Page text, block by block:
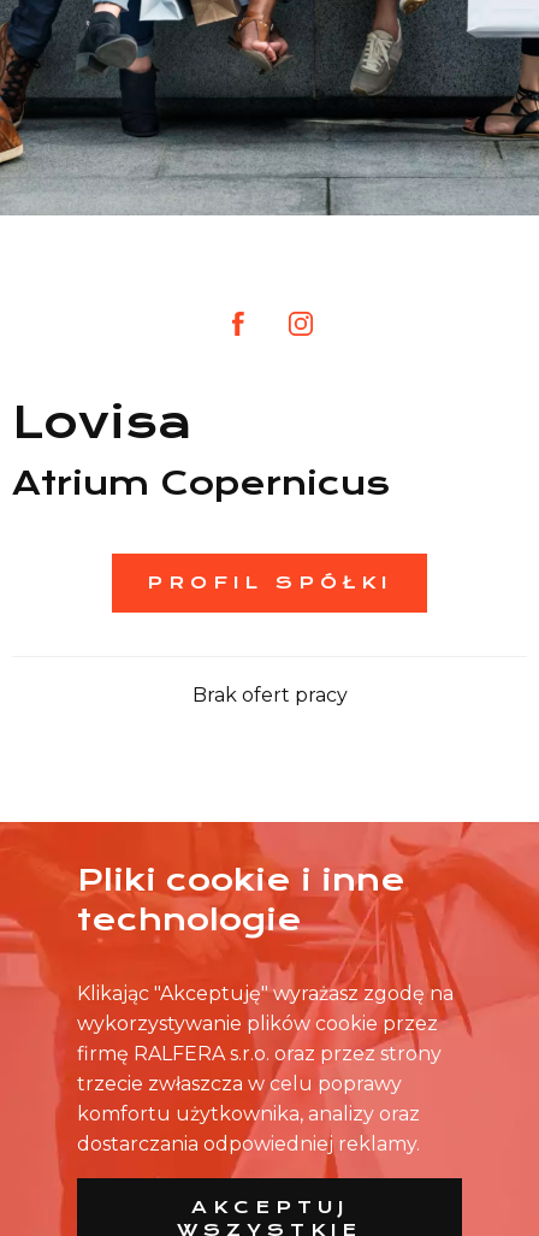
Lista sklepów
Lovisa
Atrium Copernicus
PROFIL SPÓŁKI
Brak ofert pracy
ŻADNA OFERTA CIĘ NIE ZAINTERESOWAŁA?
SKONTAKTUJ SIĘ BEZPOŚREDNIO ZE SKLEPEM.
Pliki cookie i inne
technologie
Klikając "Akceptuję" wyrażasz zgodę na
wykorzystywanie plików cookie przez
firmę RALFERA s.r.o. oraz przez strony
trzecie zwłaszcza w celu poprawy
komfortu użytkownika, analizy oraz
dostarczania odpowiedniej reklamy.
AKCEPTUJ
WSZYSTKIE